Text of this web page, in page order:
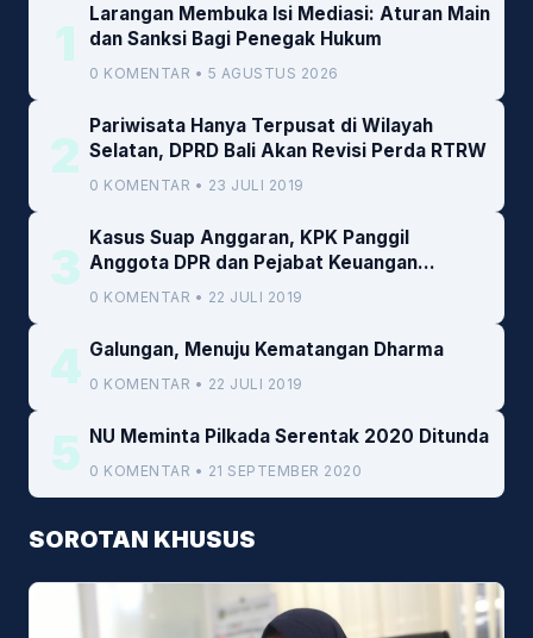
1
Larangan Membuka Isi Mediasi: Aturan Main
dan Sanksi Bagi Penegak Hukum
0 KOMENTAR • 5 AGUSTUS 2026
2
Pariwisata Hanya Terpusat di Wilayah
Selatan, DPRD Bali Akan Revisi Perda RTRW
0 KOMENTAR • 23 JULI 2019
3
Kasus Suap Anggaran, KPK Panggil
Anggota DPR dan Pejabat Keuangan
Kemenkeu
0 KOMENTAR • 22 JULI 2019
4 Galungan, Menuju Kematangan Dharma
0 KOMENTAR • 22 JULI 2019
5 NU Meminta Pilkada Serentak 2020 Ditunda
0 KOMENTAR • 21 SEPTEMBER 2020
SOROTAN KHUSUS